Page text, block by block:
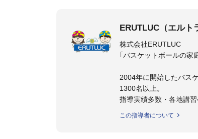
ERUTLUC（エルト
株式会社ERUTLUC
｢バスケットボールの家
2004年に開始したバス
1300名以上。
指導実績多数・各地講
この指導者について